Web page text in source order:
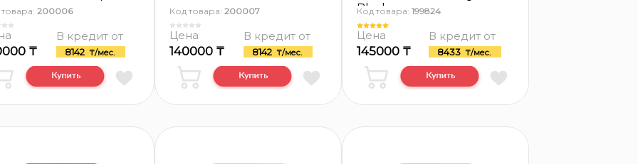
200006
₸
В кредит от
8142 ₸/мес.
Код товара: 200007
Цена
140000 ₸
В кредит от
8142 ₸/мес.
Black
Код товара: 199824
Цена
145000 ₸
В кредит от
8433 ₸/мес.